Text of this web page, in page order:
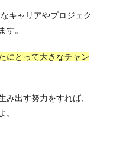
キャリアやプロジェク
す。
にとって大きなチャン
み出す努力をすれば、
。